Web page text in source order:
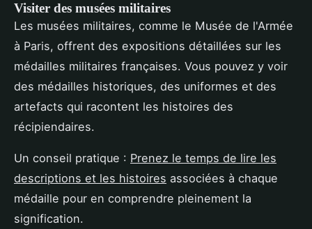
Visiter des musées militaires
Les musées militaires, comme le Musée de l'Armée
à Paris, offrent des expositions détaillées sur les
médailles militaires françaises. Vous pouvez y voir
des médailles historiques, des uniformes et des
artefacts qui racontent les histoires des
récipiendaires.
Un conseil pratique : Prenez le temps de lire les
descriptions et les histoires associées à chaque
médaille pour en comprendre pleinement la
signification.